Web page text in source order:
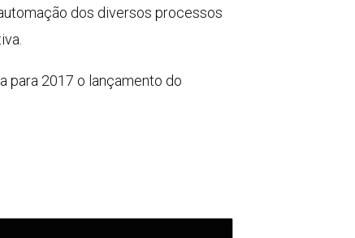
dos diversos processos
para 2017 o lançamento do